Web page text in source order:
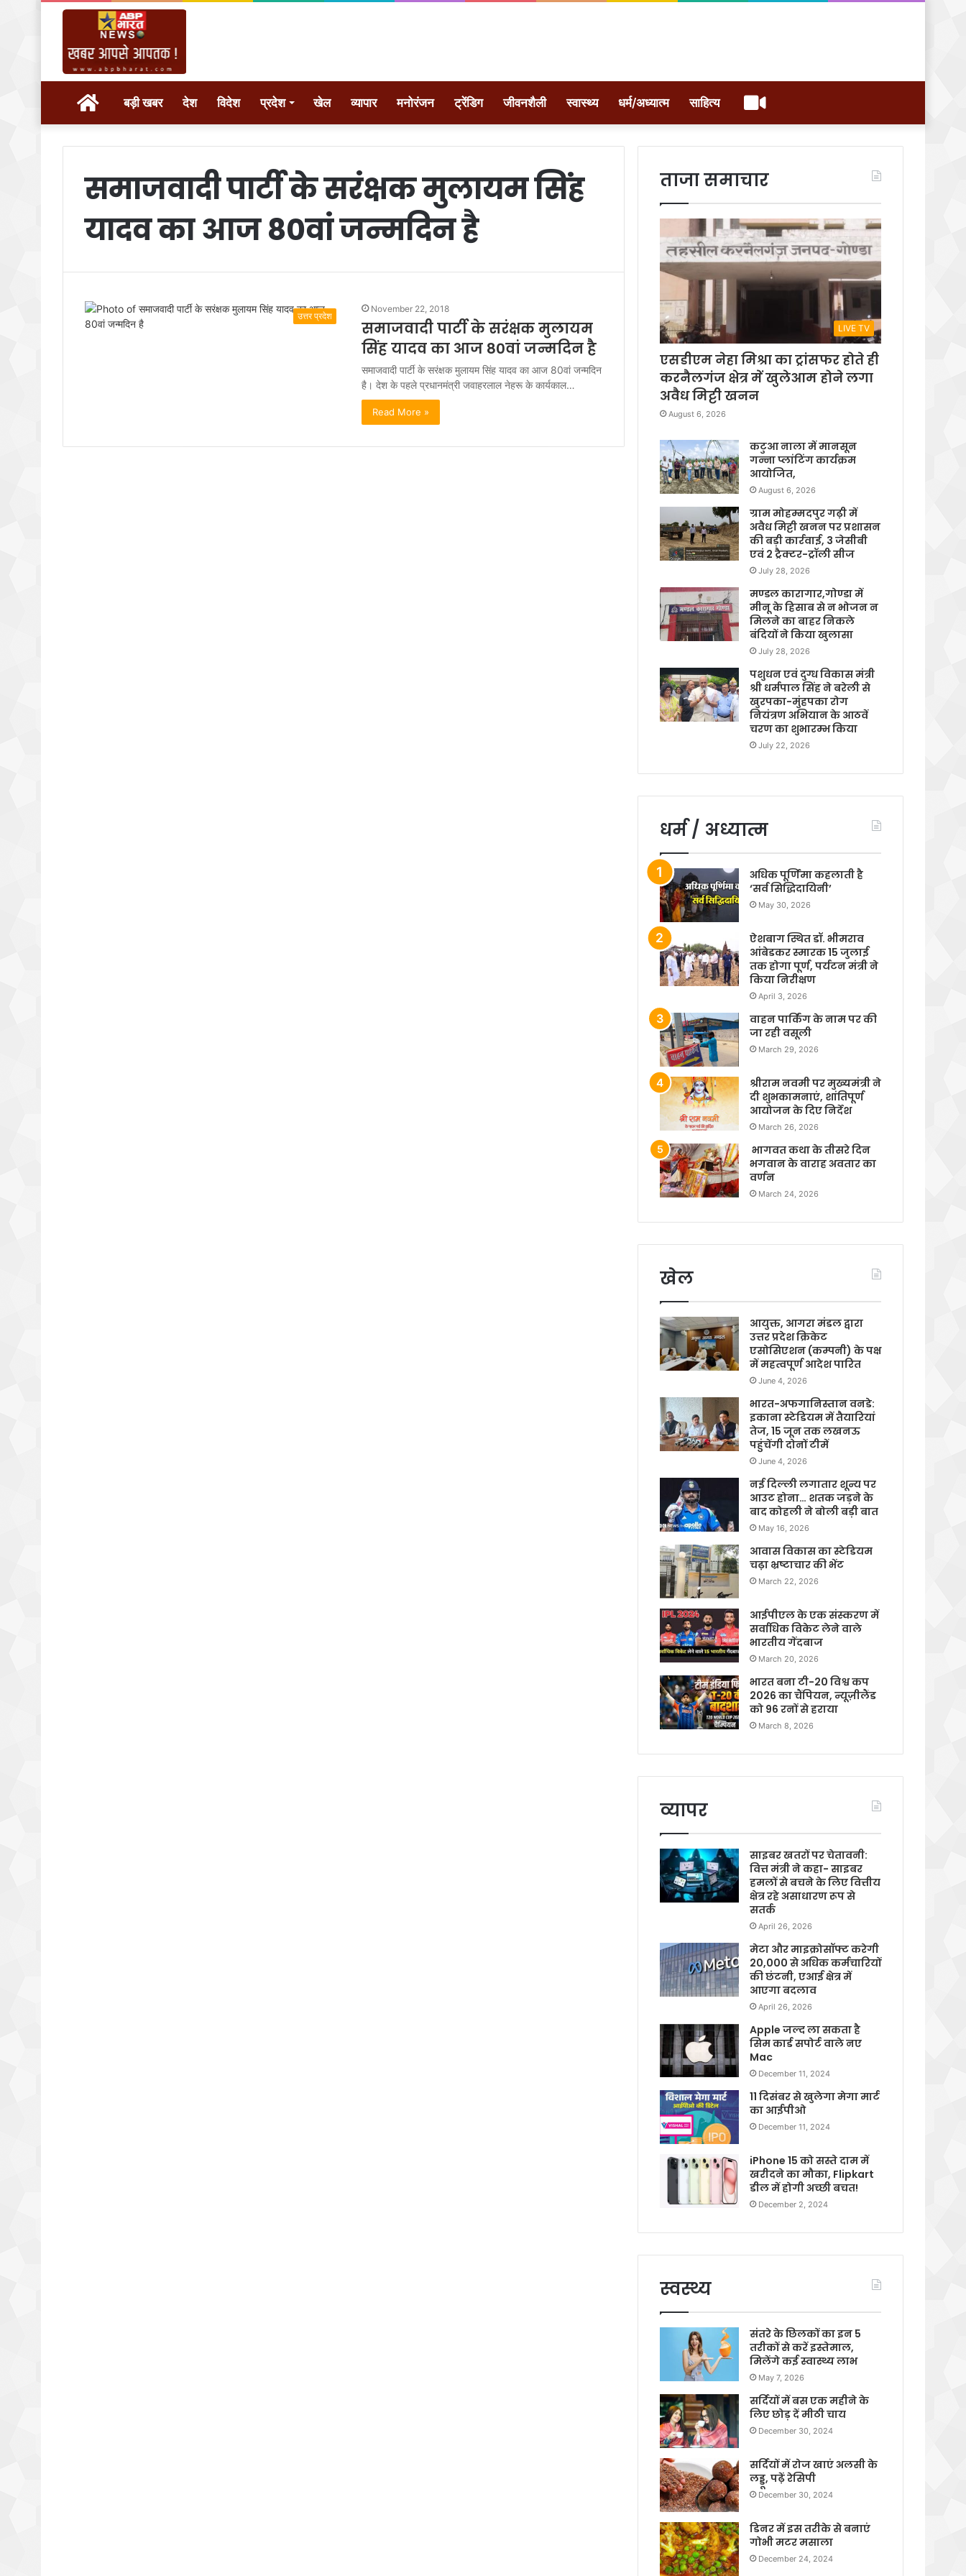
होम बड़ी खबर देश विदेश प्रदेश खेल व्यापार मनोरंजन ट्रेंडिग जीवनशैली स्वास्थ्य धर्म/अध्यात्म साहित्य वीडियो
समाजवादी पार्टी के सरंक्षक मुलायम सिंह
यादव का आज 80वां जन्मदिन है
उत्तर प्रदेश
November 22, 2018
समाजवादी पार्टी के सरंक्षक मुलायम
सिंह यादव का आज 80वां जन्मदिन है
समाजवादी पार्टी के सरंक्षक मुलायम सिंह यादव का आज 80वां जन्मदिन
है। देश के पहले प्रधानमंत्री जवाहरलाल नेहरू के कार्यकाल…
Read More »
ताजा समाचार
LIVE TV
एसडीएम नेहा मिश्रा का ट्रांसफर होते ही
करनैलगंज क्षेत्र में खुलेआम होने लगा
अवैध मिट्टी खनन
August 6, 2026
कटुआ नाला में मानसून
गन्ना प्लांटिंग कार्यक्रम
आयोजित,
August 6, 2026
ग्राम मोहम्मदपुर गढ़ी में
अवैध मिट्टी खनन पर प्रशासन
की बड़ी कार्रवाई, 3 जेसीबी
एवं 2 ट्रैक्टर-ट्रॉली सीज
July 28, 2026
मण्डल कारागार,गोण्डा में
मीनू के हिसाब से न भोजन न
मिलने का बाहर निकले
बंदियों ने किया खुलासा
July 28, 2026
पशुधन एवं दुग्ध विकास मंत्री
श्री धर्मपाल सिंह ने बरेली से
खुरपका-मुंहपका रोग
नियंत्रण अभियान के आठवें
चरण का शुभारम्भ किया
July 22, 2026
धर्म / अध्यात्म
अधिक पूर्णिमा कहलाती है
‘सर्व सिद्धिदायिनी’
May 30, 2026
ऐशबाग स्थित डॉ. भीमराव
आंबेडकर स्मारक 15 जुलाई
तक होगा पूर्ण, पर्यटन मंत्री ने
किया निरीक्षण
April 3, 2026
वाहन पार्किंग के नाम पर की
जा रही वसूली
March 29, 2026
श्रीराम नवमी पर मुख्यमंत्री ने
दी शुभकामनाएं, शांतिपूर्ण
आयोजन के दिए निर्देश
March 26, 2026
भागवत कथा के तीसरे दिन
भगवान के वाराह अवतार का
वर्णन
March 24, 2026
खेल
आयुक्त, आगरा मंडल द्वारा
उत्तर प्रदेश क्रिकेट
एसोसिएशन (कम्पनी) के पक्ष
में महत्वपूर्ण आदेश पारित
June 4, 2026
भारत-अफगानिस्तान वनडे:
इकाना स्टेडियम में तैयारियां
तेज, 15 जून तक लखनऊ
पहुंचेंगी दोनों टीमें
June 4, 2026
नई दिल्ली लगातार शून्य पर
आउट होना… शतक जड़ने के
बाद कोहली ने बोली बड़ी बात
May 16, 2026
आवास विकास का स्टेडियम
चढ़ा भ्रष्टाचार की भेंट
March 22, 2026
आईपीएल के एक संस्करण में
सर्वाधिक विकेट लेने वाले
भारतीय गेंदबाज
March 20, 2026
भारत बना टी-20 विश्व कप
2026 का चैंपियन, न्यूज़ीलैंड
को 96 रनों से हराया
March 8, 2026
व्यापर
साइबर खतरों पर चेतावनी:
वित्त मंत्री ने कहा- साइबर
हमलों से बचने के लिए वित्तीय
क्षेत्र रहे असाधारण रूप से
सतर्क
April 26, 2026
मेटा और माइक्रोसॉफ्ट करेगी
20,000 से अधिक कर्मचारियों
की छंटनी, एआई क्षेत्र में
आएगा बदलाव
April 26, 2026
Apple जल्द ला सकता है
सिम कार्ड सपोर्ट वाले नए
Mac
December 11, 2024
11 दिसंबर से खुलेगा मेगा मार्ट
का आईपीओ
December 11, 2024
iPhone 15 को सस्ते दाम में
खरीदने का मौका, Flipkart
डील में होगी अच्छी बचत!
December 2, 2024
स्वस्थ्य
संतरे के छिलकों का इन 5
तरीकों से करें इस्तेमाल,
मिलेंगे कई स्वास्थ्य लाभ
May 7, 2026
सर्दियों में बस एक महीने के
लिए छोड़ दें मीठी चाय
December 30, 2024
सर्दियों में रोज खाएं अलसी के
लड्डू, पढ़ें रेसिपी
December 30, 2024
डिनर में इस तरीके से बनाएं
गोभी मटर मसाला
December 24, 2024